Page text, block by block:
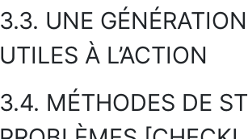
3.3. UNE
UTILES À L’ACTION
3.4. MÉTHODES DE